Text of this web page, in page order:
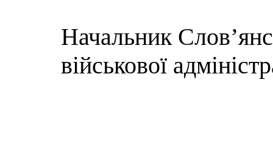
Начальник
військової